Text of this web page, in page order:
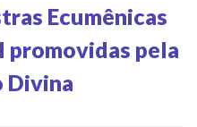
Ecumênicas
pela
Divina